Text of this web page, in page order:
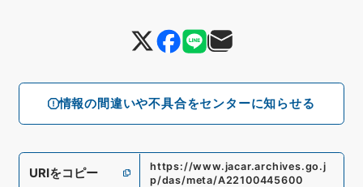
情報の間違いや不具合をセンターに知らせる
URIをコピー
https://www.jacar.archives.go.j
p/das/meta/A22100445600